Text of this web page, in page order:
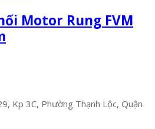
Motor Rung FVM
Kp 3C, Phường Thạnh Lộc, Quận